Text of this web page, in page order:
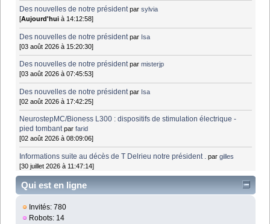
Des nouvelles de notre président parsylvia
[Aujourd'hui à 14:12:58]
Des nouvelles de notre président par Isa
[03 août 2026 à 15:20:30]
Des nouvelles de notre président parmisterjp
[03 août 2026 à 07:45:53]
Des nouvelles de notre président par Isa
[02 août 2026 à 17:42:25]
NeurostepMC/Bioness L300 : dispositifs de stimulation électrique -
pied tombant parfarid
[02 août 2026 à 08:09:06]
Informations suite au décès de T Delrieu notre président . pargilles
[30 juillet 2026 à 11:47:14]
Qui est en ligne
Invités: 780
Robots: 14